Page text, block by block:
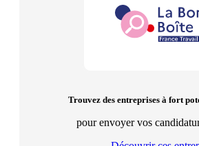
Trouvez des entreprises à fort
pour envoyer vos